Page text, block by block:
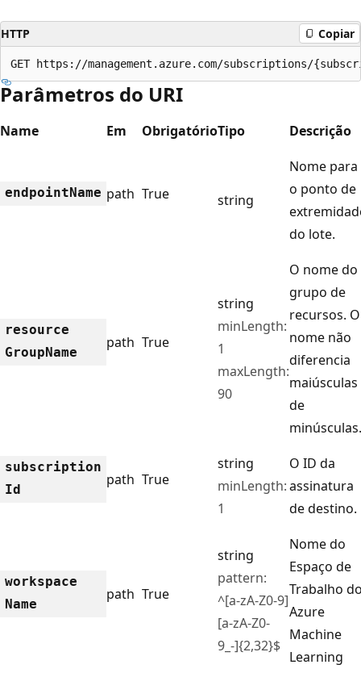
HTTP Copiar
GET https://management.azure.com/subscriptions/
Parâmetros do URI
Name Em ObrigatórioTipo Descrição
endpointName path True string
Nome para
o ponto de
do lote.
resource
GroupName
path True
string
minLength:
1
maxLength:
90
O nome do
grupo de
recursos. O
nome não
diferencia
maiúsculas
de
minúsculas.
subscription
Id
path True
string
minLength:
1
O ID da
assinatura
de destino.
workspace
Name
path True
string
pattern:
^[a-zA-Z0-9]
[a-zA-Z0-
9_-]{2,32}$
Nome do
Espaço de
Trabalho
Azure
Machine
Learning